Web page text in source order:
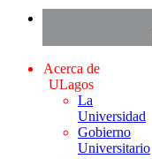
Acerca de
ULagos
La
Universidad
Gobierno
Universitario